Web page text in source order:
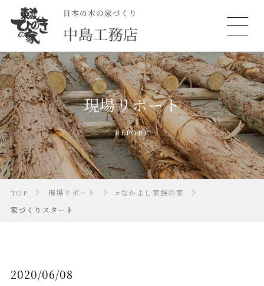
現場リポート
REPORT
TOP 現場リポート
#なかよし家族の家
家づくりスタート
2020/06/08